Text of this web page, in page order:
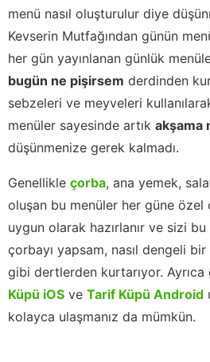
menü nasıl oluşturulur diye
Kevserin Mutfağından günün
her gün yayınlanan günlük
bugün ne pişirsem derdinden
sebzeleri ve meyveleri
menüler sayesinde artık akşama
düşünmenize gerek kalmadı.
Genellikle çorba, ana yemek,
oluşan bu menüler her güne özel
uygun olarak hazırlanır ve sizi
çorbayı yapsam, nasıl dengeli
gibi dertlerden kurtarıyor. Ayrıca
Küpü iOS ve Tarif Küpü Android
kolayca ulaşmanız da mümkün.